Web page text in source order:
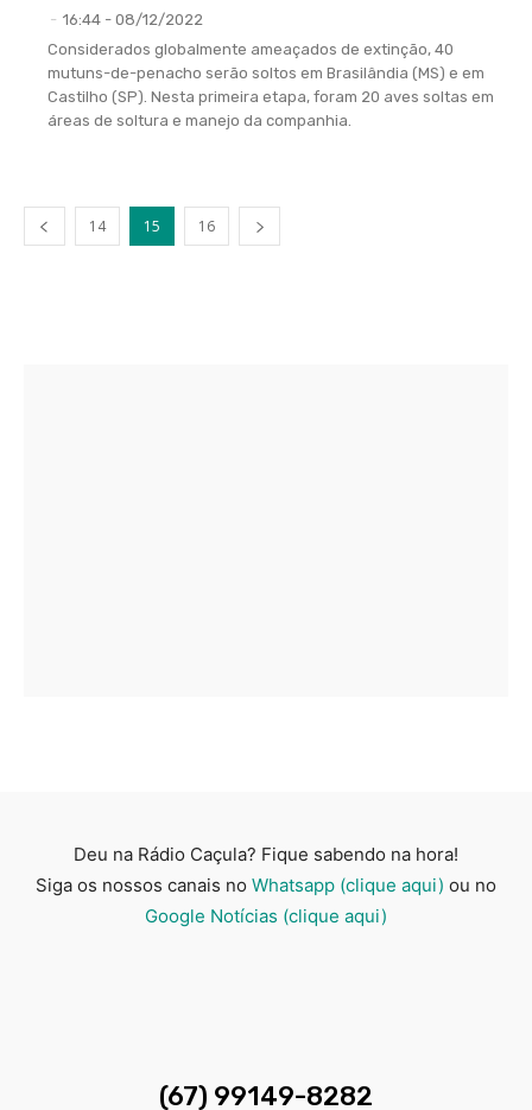
- 16:44 - 08/12/2022
Considerados globalmente ameaçados de extinção, 40
mutuns-de-penacho serão soltos em Brasilândia (MS) e em
Castilho (SP). Nesta primeira etapa, foram 20 aves soltas em
áreas de soltura e manejo da companhia.
14 15 16
Deu na Rádio Caçula? Fique sabendo na hora!
Siga os nossos canais no Whatsapp (clique aqui) ou no
Google Notícias (clique aqui)
(67) 99149-8282